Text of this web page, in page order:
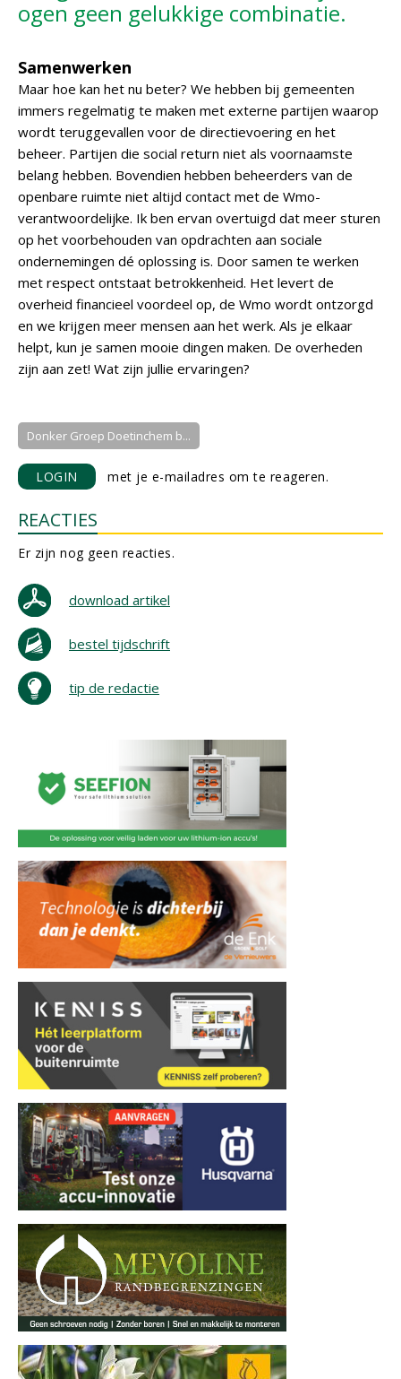
ogen geen gelukkige combinatie.
Samenwerken
Maar hoe kan het nu beter? We hebben bij gemeenten
immers regelmatig te maken met externe partijen waarop
wordt teruggevallen voor de directievoering en het
beheer. Partijen die social return niet als voornaamste
belang hebben. Bovendien hebben beheerders van de
openbare ruimte niet altijd contact met de Wmo-
verantwoordelijke. Ik ben ervan overtuigd dat meer sturen
op het voorbehouden van opdrachten aan sociale
ondernemingen dé oplossing is. Door samen te werken
met respect ontstaat betrokkenheid. Het levert de
overheid financieel voordeel op, de Wmo wordt ontzorgd
en we krijgen meer mensen aan het werk. Als je elkaar
helpt, kun je samen mooie dingen maken. De overheden
zijn aan zet! Wat zijn jullie ervaringen?
Donker Groep Doetinchem b...
LOGIN met je e-mailadres om te reageren.
REACTIES
Er zijn nog geen reacties.
download artikel
bestel tijdschrift
tip de redactie